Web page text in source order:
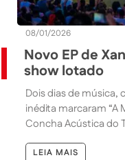
08/01/2026
Novo EP de
show lotado
Dois dias de música,
inédita marcaram “A
Concha Acústica do
LEIA MAIS